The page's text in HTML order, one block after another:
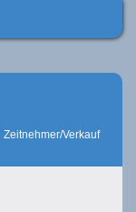
Zeitnehmer/Verkauf